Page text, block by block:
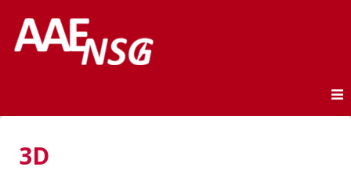
AAE-ENSG
3D